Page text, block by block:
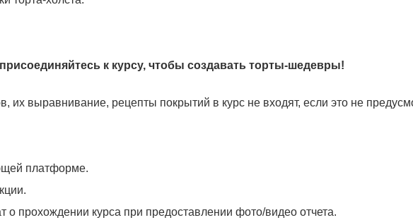
к курсу, чтобы создавать торты-шедевры!
их выравнивание, рецепты покрытий в курс не входят, если это не
платформе.
о прохождении курса при предоставлении фото/видео отчета.